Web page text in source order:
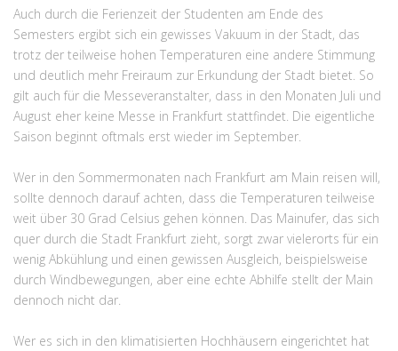
Auch durch die Ferienzeit der Studenten am Ende des
Semesters ergibt sich ein gewisses Vakuum in der Stadt, das
trotz der teilweise hohen Temperaturen eine andere Stimmung
und deutlich mehr Freiraum zur Erkundung der Stadt bietet. So
gilt auch für die Messeveranstalter, dass in den Monaten Juli und
August eher keine Messe in Frankfurt stattfindet. Die eigentliche
Saison beginnt oftmals erst wieder im September.
Wer in den Sommermonaten nach Frankfurt am Main reisen will,
sollte dennoch darauf achten, dass die Temperaturen teilweise
weit über 30 Grad Celsius gehen können. Das Mainufer, das sich
quer durch die Stadt Frankfurt zieht, sorgt zwar vielerorts für ein
wenig Abkühlung und einen gewissen Ausgleich, beispielsweise
durch Windbewegungen, aber eine echte Abhilfe stellt der Main
dennoch nicht dar.
Wer es sich in den klimatisierten Hochhäusern eingerichtet hat